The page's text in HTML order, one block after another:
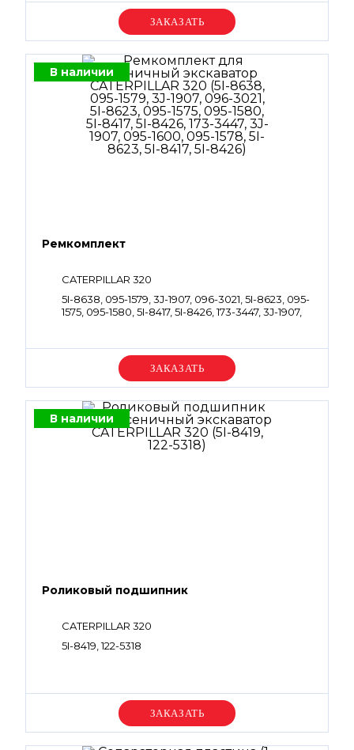
Уточняйте цену
В наличии
Ремкомплект
CATERPILLAR 320
5I-8638, 095-1579, 3J-1907, 096-3021, 5I-8623, 095-
1575, 095-1580, 5I-8417, 5I-8426, 173-3447, 3J-1907,
Уточняйте цену
В наличии
Роликовый подшипник
CATERPILLAR 320
5I-8419, 122-5318
Уточняйте цену